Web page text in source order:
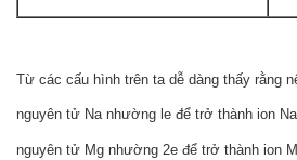
Từ các cấu hình trên ta dễ dàng thấy rằng
nguyên tử Na nhường le để trở thành ion Na
nguyên tử Mg nhường 2e để trở thành ion